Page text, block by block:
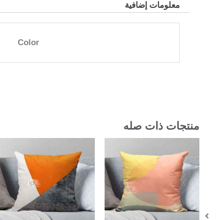
معلومات إضافية
Color
منتجات ذات صله